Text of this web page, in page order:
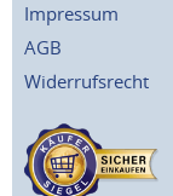
Impressum
AGB
Widerrufsrecht